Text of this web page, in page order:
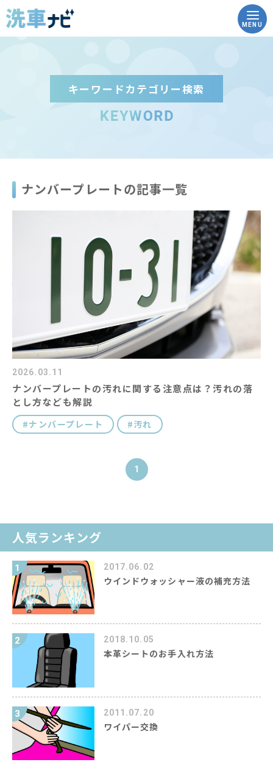
MENU
トップ
洗車の豆知識
実践！how to洗車
コイン洗車場を調べる
キャラクター紹介
#キーワード
キーワードカテゴリー検索
ナンバープレートの記事一覧
2026.03.11
ナンバープレートの汚れに関する注意点は？汚れの落
とし方なども解説
ナンバープレート 汚れ
1
人気ランキング
1 2017.06.02
ウインドウォッシャー液の補充方法
2 2018.10.05
本革シートのお手入れ方法
3 2011.07.20
ワイパー交換